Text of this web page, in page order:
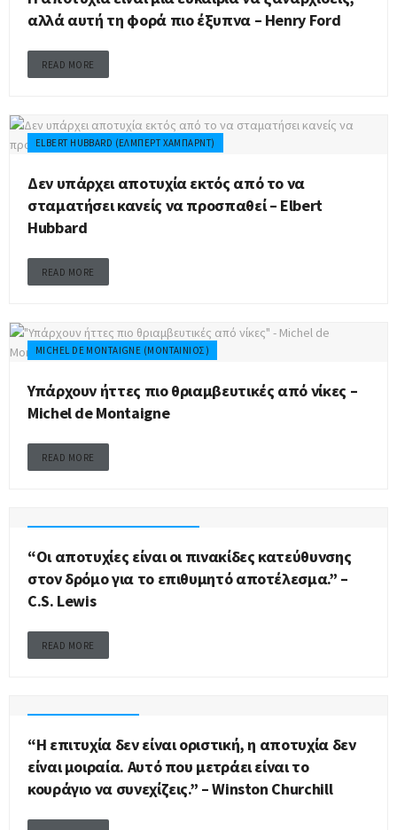
αλλά αυτή τη φορά πιο έξυπνα – Henry Ford
READ MORE
ELBERT HUBBARD (ΈΛΜΠΕΡΤ ΧΆΜΠΑΡΝΤ)
Δεν υπάρχει αποτυχία εκτός από το να
σταματήσει κανείς να προσπαθεί – Elbert
Hubbard
READ MORE
MICHEL DE MONTAIGNE (ΜΟΝΤΑΊΝΙΟΣ)
Υπάρχουν ήττες πιο θριαμβευτικές από νίκες –
Michel de Montaigne
READ MORE
“Οι αποτυχίες είναι οι πινακίδες κατεύθυνσης
στον δρόμο για το επιθυμητό αποτέλεσμα.” –
C.S. Lewis
READ MORE
“Η επιτυχία δεν είναι οριστική, η αποτυχία δεν
είναι μοιραία. Αυτό που μετράει είναι το
κουράγιο να συνεχίζεις.” – Winston Churchill